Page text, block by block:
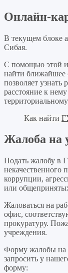
Онлайн-
В текущем блоке
Сибая.
С помощью этой
найти ближайшее
позволяет узнать
расстояние к
Как найти
Жалоба на
Подать жалобу в
некачественного
коррупции,
или
Жаловаться на
офис,
прокуратуру.
учреждения.
Форму жалобы на
запросить у
форму: